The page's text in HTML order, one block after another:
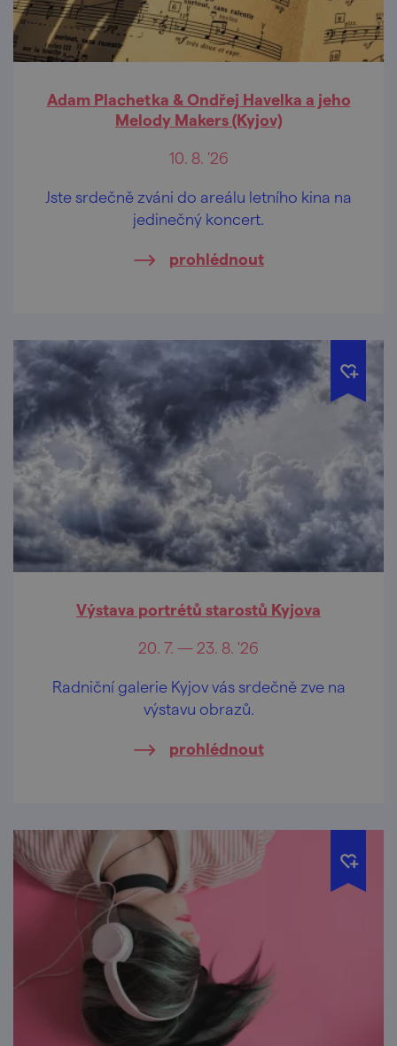
Adam Plachetka & Ondřej Havelka a jeho
Melody Makers (Kyjov)
10. 8. '26
Jste srdečně zváni do areálu letního kina na
jedinečný koncert.
prohlédnout
Výstava portrétů starostů Kyjova
20. 7. — 23. 8. '26
Radniční galerie Kyjov vás srdečně zve na
výstavu obrazů.
prohlédnout